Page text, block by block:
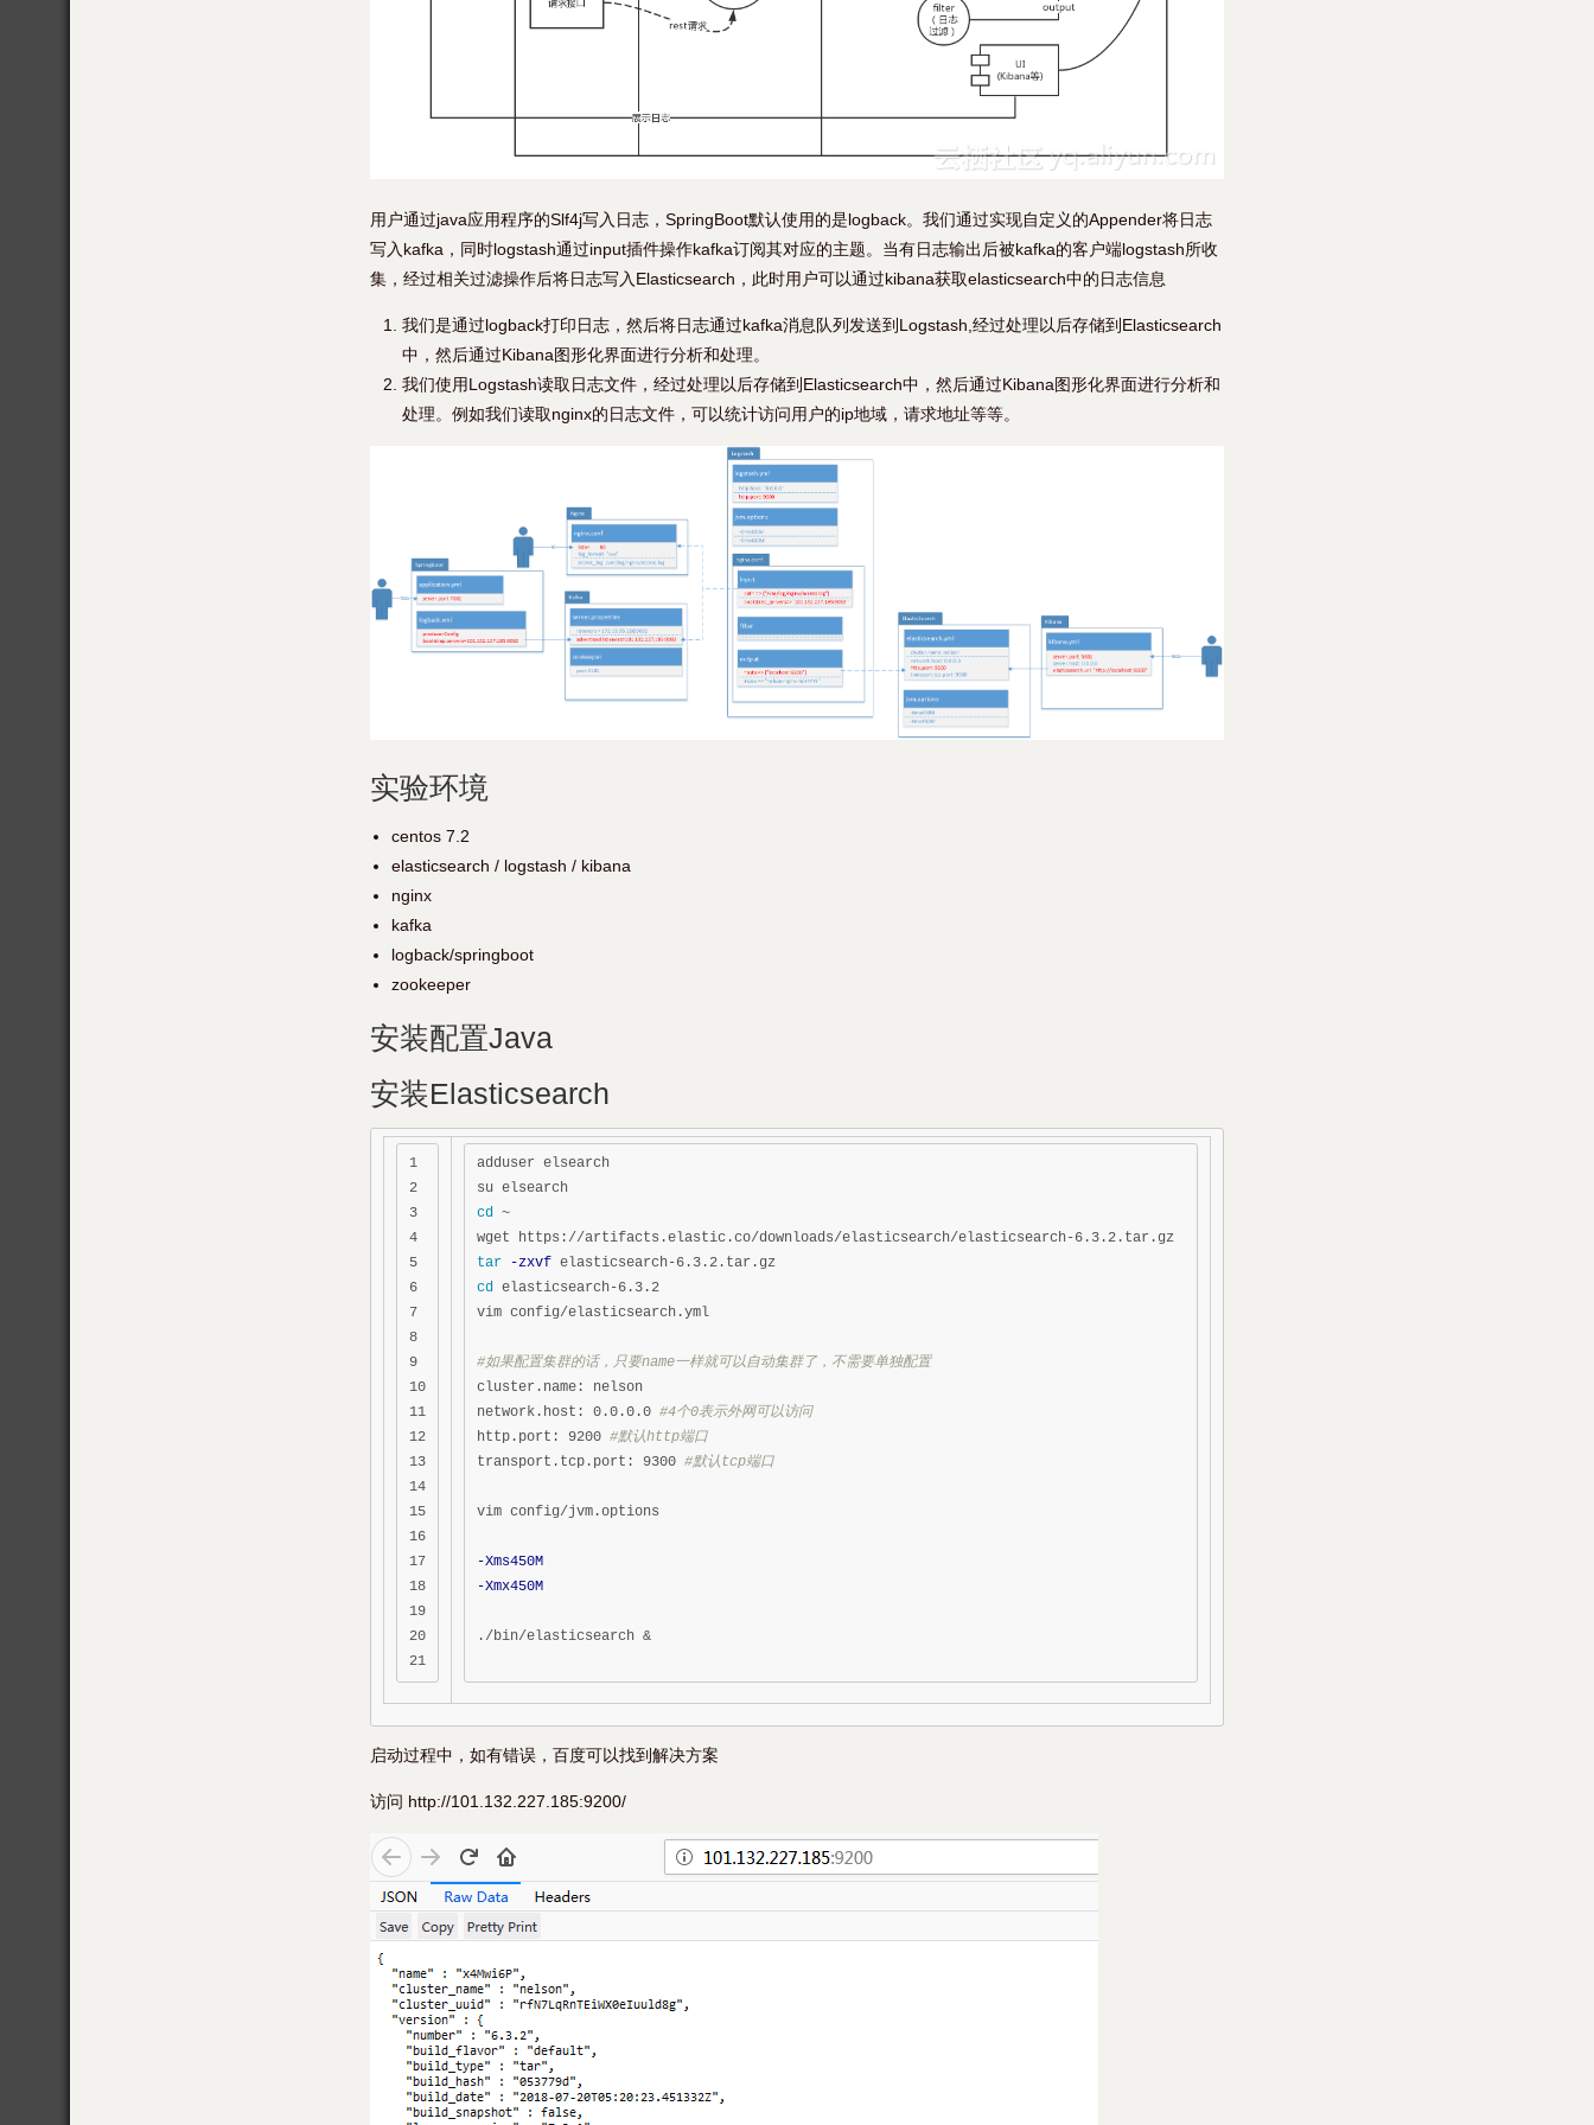
用户通过java应用程序的Slf4j写入日志，SpringBoot默认使用的是logback。我们通过实现自定义的Appender将日志
写入kafka，同时logstash通过input插件操作kafka订阅其对应的主题。当有日志输出后被kafka的客户端logstash所收
集，经过相关过滤操作后将日志写入Elasticsearch，此时用户可以通过kibana获取elasticsearch中的日志信息
我们是通过logback打印日志，然后将日志通过kafka消息队列发送到Logstash,经过处理以后存储到Elasticsearch
中，然后通过Kibana图形化界面进行分析和处理。
我们使用Logstash读取日志文件，经过处理以后存储到Elasticsearch中，然后通过Kibana图形化界面进行分析和
处理。例如我们读取nginx的日志文件，可以统计访问用户的ip地域，请求地址等等。
实验环境
centos 7.2
elasticsearch / logstash / kibana
nginx
kafka
logback/springboot
zookeeper
安装配置Java
安装Elasticsearch
1
2
3
4
5
6
7
8
9
10
11
12
13
14
15
16
17
18
19
20
adduser elsearch
cd ~
tar
-zxvf
cd elasticsearch-6.3.2
vim config/elasticsearch.yml
#如果配置集群的话，只要name一样就可以自动集群了，不需要单独配置
cluster.name: nelson
network.host: 0.0.0.0 #4个0表示外网可以访问
http.port: 9200 #默认http端口
transport.tcp.port: 9300 #默认tcp端口
vim config/jvm.options
-Xms450M
-Xmx450M
./bin/elasticsearch &
启动过程中，如有错误，百度可以找到解决方案
访问 http://101.132.227.185:9200/